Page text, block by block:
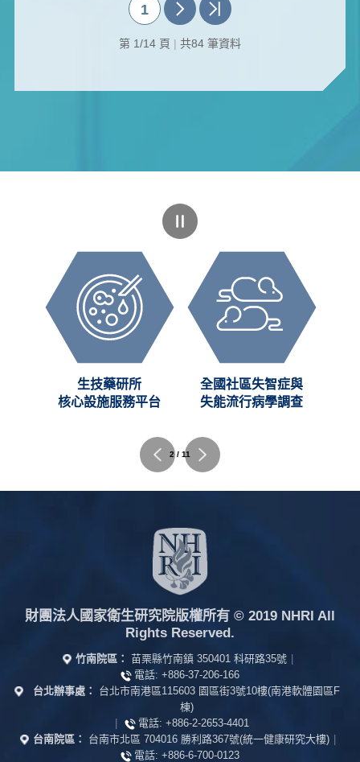
1
第 1/14 頁 | 共84 筆資料
生技藥研所
核心設施服務平台
全國社區失智症與
失能流行病學調查
2 / 11
財團法人國家衛生研究院版權所有 © 2019 NHRI All
Rights Reserved.
竹南院區： 苗栗縣竹南鎮 350401 科研路35號 |
電話: +886-37-206-166
台北辦事處：
台北市南港區115603 園區街3號10樓(南港軟體園區F
棟)
|
電話: +886-2-2653-4401
台南院區：
台南市北區 704016 勝利路367號(統一健康研究大樓) |
電話: +886-6-700-0123